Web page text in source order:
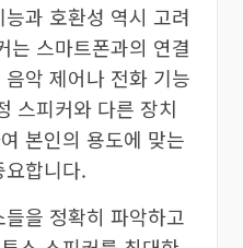
과 호환성 역시 고려
는 스마트폰과의 연결
악 제어나 전화 기능
스피커와 다른 장치
본인의 용도에 맞는
합니다.
을 정확히 파악하고